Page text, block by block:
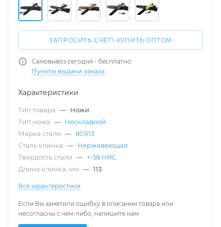
ЗАПРОСИТЬ СЧЁТ\ КУПИТЬ ОПТОМ
Самовывоз сегодня - бесплатно
Пункты выдачи заказа
Характеристики
Тип товара — Ножи
Тип ножа — Нескладной
Марка стали — 8CR13
Сталь клинка — Нержавеющая
Твердость стали — +-58 HRC
Длина клинка, мм — 113
Все характеристики
Если Вы заметили ошибку в описании товара или
несогласны с чем-либо, напишите нам